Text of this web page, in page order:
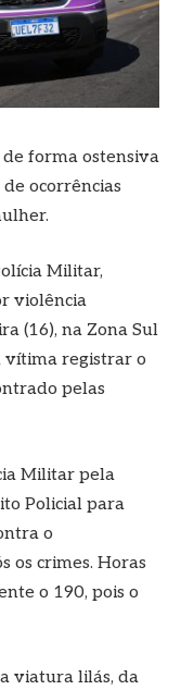
forma ostensiva
ocorrências
Militar,
violência
(16), na Zona Sul
vítima registrar o
pelas
Militar pela
Policial para
o
os crimes. Horas
o 190, pois o
viatura lilás, da